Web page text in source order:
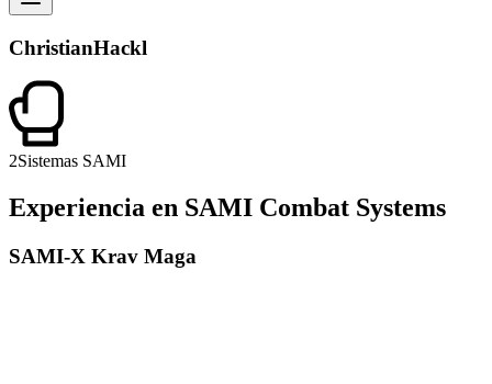
ChristianHackl
2Sistemas SAMI
Experiencia en SAMI Combat Systems
SAMI-X Krav Maga